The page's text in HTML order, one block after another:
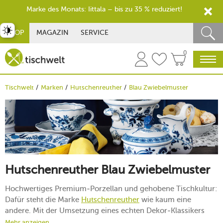
SHOP MAGAZIN SERVICE
0
Tischwelt Marken Hutschenreuther Blau Zwiebelmuster
Hutschenreuther Blau Zwiebelmuster
Hochwertiges Premium-Porzellan und gehobene Tischkultur:
Dafür steht die Marke Hutschenreuther wie kaum eine
andere. Mit der Umsetzung eines echten Dekor-Klassikers
umschalten
Marke des Monats: Iittala – bis zu 35 % reduziert!